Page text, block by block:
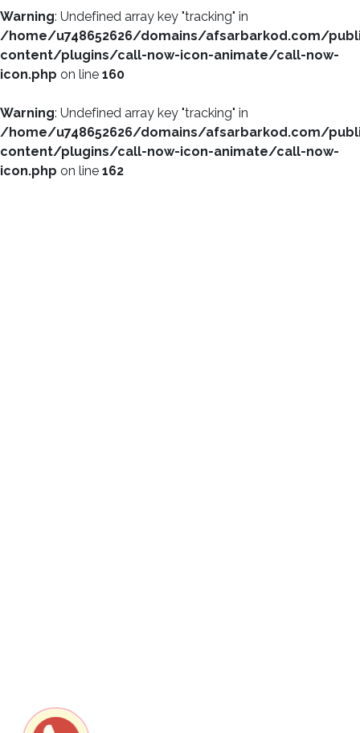
Warning: Undefined array key "tracking" in
/home/u748652626/domains/afsarbarkod.com/
content/plugins/call-now-icon-animate/call-now-
icon.php on line 160
Warning: Undefined array key "tracking" in
/home/u748652626/domains/afsarbarkod.com/
content/plugins/call-now-icon-animate/call-now-
icon.php on line 162